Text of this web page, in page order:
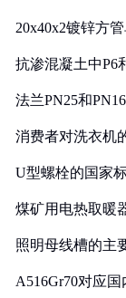
20x40x2镀锌方
抗渗混凝土中P6
法兰PN25和
消费者对洗衣机
U型螺栓的国家
煤矿用电热取暖
照明母线槽的主
A516Gr70对应